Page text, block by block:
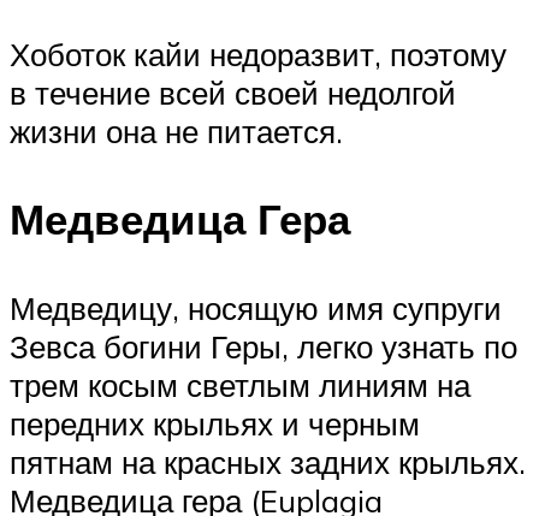
Хоботок кайи недоразвит, поэтому
в течение всей своей недолгой
жизни она не питается.
Медведица Гера
Медведицу, носящую имя супруги
Зевса богини Геры, легко узнать по
трем косым светлым линиям на
передних крыльях и черным
пятнам на красных задних крыльях.
Медведица гера (Euplagia